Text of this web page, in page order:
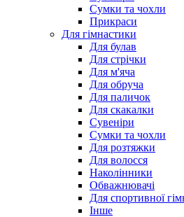
Сумки та чохли
Прикраси
Для гімнастики
Для булав
Для стрічки
Для м'яча
Для обруча
Для паличок
Для скакалки
Сувеніри
Сумки та чохли
Для розтяжки
Для волосся
Наколінники
Обважнювачі
Для спортивної
Інше